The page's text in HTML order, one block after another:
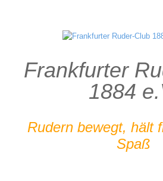
Frankfurter
1884
Rudern bewegt, hält
Spaß